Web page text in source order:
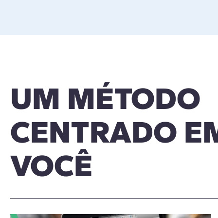
UM MÉTODO
CENTRADO
VOCÊ